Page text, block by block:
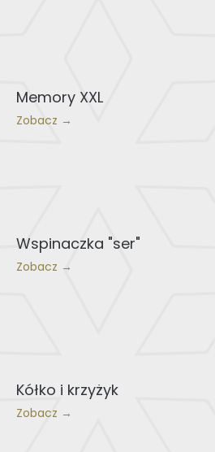
Memory XXL
Zobacz →
Wspinaczka "ser"
Zobacz →
Kółko i krzyżyk
Zobacz →